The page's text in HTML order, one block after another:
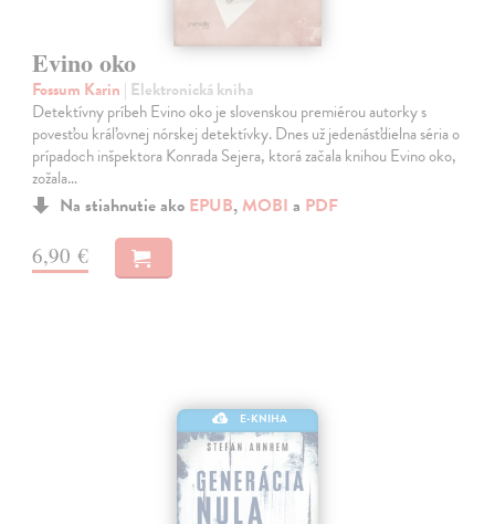
Evino oko
Fossum Karin | Elektronická kniha
Detektívny príbeh Evino oko je slovenskou premiérou autorky s
povesťou kráľovnej nórskej detektívky. Dnes už jedenásťdielna séria o
prípadoch inšpektora Konrada Sejera, ktorá začala knihou Evino oko,
zožala…
Na stiahnutie ako EPUB, MOBI a PDF
6,90 €
E-KNIHA